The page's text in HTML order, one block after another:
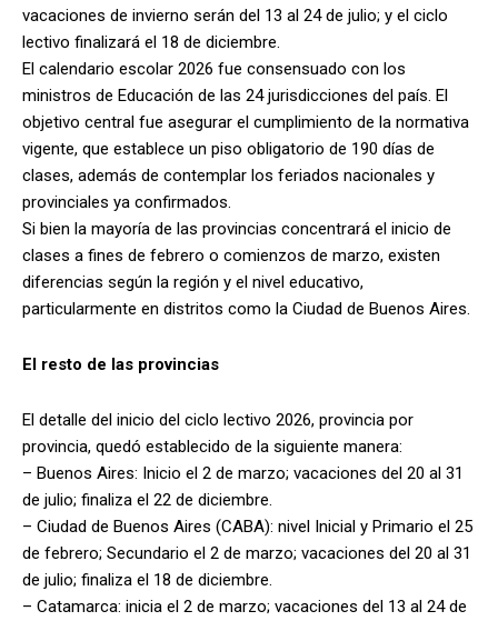
vacaciones de invierno serán del 13 al 24 de julio; y el ciclo
lectivo finalizará el 18 de diciembre.
El calendario escolar 2026 fue consensuado con los
ministros de Educación de las 24 jurisdicciones del país. El
objetivo central fue asegurar el cumplimiento de la normativa
vigente, que establece un piso obligatorio de 190 días de
clases, además de contemplar los feriados nacionales y
provinciales ya confirmados.
Si bien la mayoría de las provincias concentrará el inicio de
clases a fines de febrero o comienzos de marzo, existen
diferencias según la región y el nivel educativo,
particularmente en distritos como la Ciudad de Buenos Aires.
El resto de las provincias
El detalle del inicio del ciclo lectivo 2026, provincia por
provincia, quedó establecido de la siguiente manera:
– Buenos Aires: Inicio el 2 de marzo; vacaciones del 20 al 31
de julio; finaliza el 22 de diciembre.
– Ciudad de Buenos Aires (CABA): nivel Inicial y Primario el 25
de febrero; Secundario el 2 de marzo; vacaciones del 20 al 31
de julio; finaliza el 18 de diciembre.
– Catamarca: inicia el 2 de marzo; vacaciones del 13 al 24 de